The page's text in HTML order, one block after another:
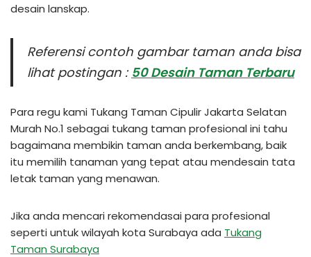
desain lanskap.
Referensi contoh gambar taman anda bisa
lihat postingan : 50 Desain Taman Terbaru
Para regu kami Tukang Taman Cipulir Jakarta Selatan
Murah No.1 sebagai tukang taman profesional ini tahu
bagaimana membikin taman anda berkembang, baik
itu memilih tanaman yang tepat atau mendesain tata
letak taman yang menawan.
Jika anda mencari rekomendasai para profesional
seperti untuk wilayah kota Surabaya ada Tukang
Taman Surabaya